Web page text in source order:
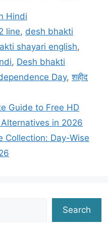
at
s
A
p
p
l
y
Li
n
k
Hindi
line, desh bhakti
shayari english,
, Desh bhakti
Day,शहीद
Guide to Free HD
in 2026
Collection: Day-Wise
Search